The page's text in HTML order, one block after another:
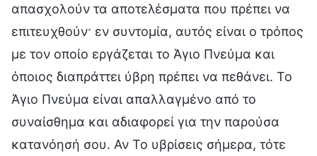
απασχολούν τα αποτελέσματα που πρέπει να
επιτευχθούν· εν συντομία, αυτός είναι ο τρόπος
με τον οποίο εργάζεται το Άγιο Πνεύμα και
όποιος διαπράττει ύβρη πρέπει να πεθάνει. Το
Άγιο Πνεύμα είναι απαλλαγμένο από το
συναίσθημα και αδιαφορεί για την παρούσα
κατανόησή σου. Αν Το υβρίσεις σήμερα, τότε